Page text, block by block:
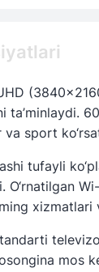
ta’minlaydi.
sport
tufayli
xizmatlari
mos